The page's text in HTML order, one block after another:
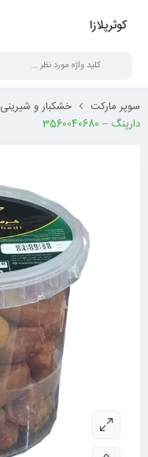
کوثرپلازا
سوپر مارکت خشکبار و شیرینی
دارپنگ – 3560040680